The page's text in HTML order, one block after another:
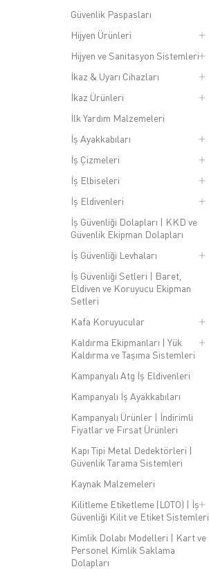
Güvenlik Paspasları
Hijyen Ürünleri
Hijyen ve Sanitasyon Sistemleri
İkaz & Uyarı Cihazları
İkaz Ürünleri
İlk Yardım Malzemeleri
İş Ayakkabıları
İş Çizmeleri
İş Elbiseleri
İş Eldivenleri
İş Güvenliği Dolapları | KKD ve
Güvenlik Ekipman Dolapları
İş Güvenliği Levhaları
İş Güvenliği Setleri | Baret,
Eldiven ve Koruyucu Ekipman
Setleri
Kafa Koruyucular
Kaldırma Ekipmanları | Yük
Kaldırma ve Taşıma Sistemleri
Kampanyalı Atg İş Eldivenleri
Kampanyalı İş Ayakkabıları
Kampanyalı Ürünler | İndirimli
Fiyatlar ve Fırsat Ürünleri
Kapı Tipi Metal Dedektörleri |
Güvenlik Tarama Sistemleri
Kaynak Malzemeleri
Kilitleme Etiketleme (LOTO) | İş
Güvenliği Kilit ve Etiket Sistemleri
Kimlik Dolabı Modelleri | Kart ve
Personel Kimlik Saklama
Dolapları